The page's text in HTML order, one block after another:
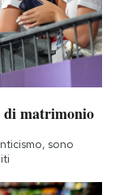
di matrimonio
sono